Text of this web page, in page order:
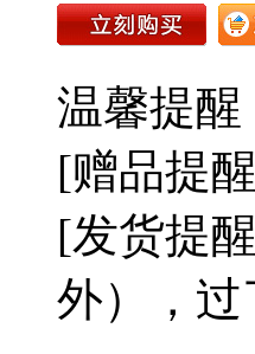
温馨提醒
[赠品提
[发货提
外），过